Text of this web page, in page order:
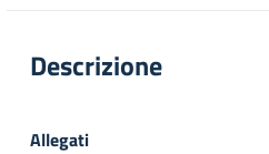
Descrizione
Allegati